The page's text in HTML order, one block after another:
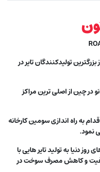
بزرگترین تولیدکنندگان تایر در
در چین از اصلی ترین مراکز
به راه اندازی سومین کارخانه
نمود.
روز دنیا به تولید تایر هایی با
و کاهش مصرف سوخت در